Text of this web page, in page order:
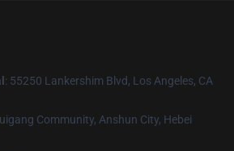
: 55250 Lankershim Blvd, Los Angeles, CA
Community, Anshun City, Hebei